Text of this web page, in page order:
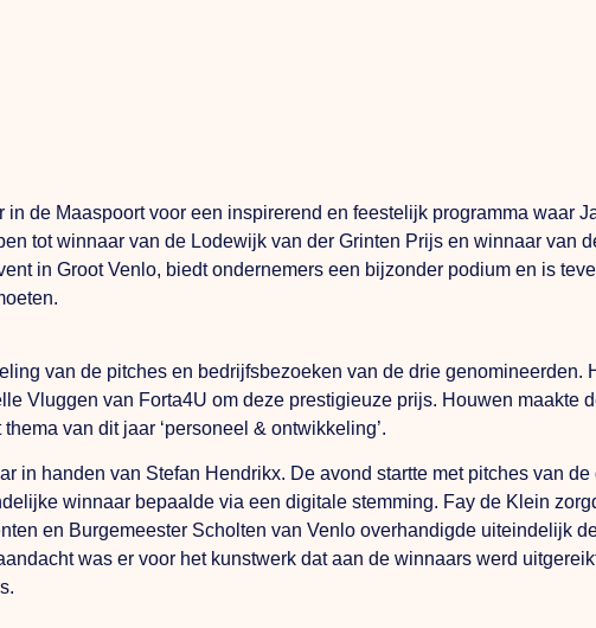
de Maaspoort voor een inspirerend en feestelijk programma waar
tot winnaar van de Lodewijk van der Grinten Prijs en winnaar van
in Groot Venlo, biedt ondernemers een bijzonder podium en is
van de pitches en bedrijfsbezoeken van de drie genomineerden.
Vluggen van Forta4U om deze prestigieuze prijs. Houwen maakte
van dit jaar ‘personeel & ontwikkeling’.
in handen van Stefan Hendrikx. De avond startte met pitches van
winnaar bepaalde via een digitale stemming. Fay de Klein
en Burgemeester Scholten van Venlo overhandigde uiteindelijk
was er voor het kunstwerk dat aan de winnaars werd